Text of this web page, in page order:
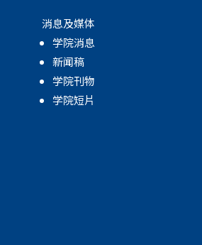
消息及媒体
学院消息
新闻稿
学院刊物
学院短片